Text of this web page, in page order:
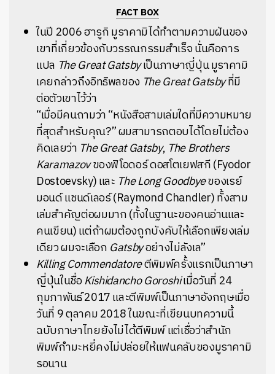
FACT BOX
ในปี 2006 ฮารูกิ มูราคามิได้ทำตามความฝันของ
เขาที่เกี่ยวข้องกับวรรณกรรมสำเร็จ นั่นคือการ
แปล The Great Gatsbyเป็นภาษาญี่ปุ่น มูราคามิ
เคยกล่าวถึงอิทธิพลของ The Great Gatsbyที่มี
ต่อตัวเขาไว้ว่า
“เมื่อมีคนถามว่า “หนังสือสามเล่มใดที่มีความหมาย
ที่สุดสำหรับคุณ?” ผมสามารถตอบได้โดยไม่ต้อง
คิดเลยว่า The Great Gatsby, The Brothers
Karamazovของฟิโอดอร์ ดอสโตเยฟสกี (Fyodor
Dostoevsky) และ The Long Goodbyeของเรย์
มอนด์ แชนด์เลอร์ (Raymond Chandler) ทั้งสาม
เล่มสำคัญต่อผมมาก (ทั้งในฐานะของคนอ่านและ
คนเขียน) แต่ถ้าผมต้องถูกบังคับให้เลือกเพียงเล่ม
เดียว ผมจะเลือก Gatsbyอย่างไม่ลังเล”
Killing Commendatoreตีพิมพ์ครั้งแรกเป็นภาษา
ญี่ปุ่นในชื่อKishidancho Goroshiเมื่อวันที่ 24
กุมภาพันธ์ 2017 และตีพิมพ์เป็นภาษาอังกฤษเมื่อ
วันที่ 9 ตุลาคม 2018 ในขณะที่เขียนบทความนี้
ฉบับภาษาไทยยังไม่ได้ตีพิมพ์ แต่เชื่อว่าสำนัก
พิมพ์กำมะหยี่คงไม่ปล่อยให้แฟนคลับของมูราคามิ
รอนาน